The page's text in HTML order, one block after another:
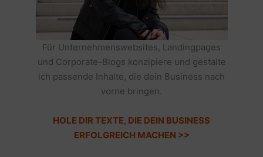
Für Unternehmenswebsites, Landingpages
und Corporate-Blogs konzipiere und gestalte
ich passende Inhalte, die dein Business nach
vorne bringen.
HOLE DIR TEXTE, DIE DEIN BUSINESS
ERFOLGREICH MACHEN >>